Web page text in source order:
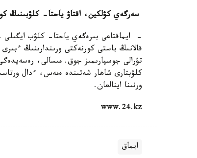
سەرگەي كۋلكين، اقتاۋ ياحتا- كلۋبىنىڭ
- ايماقتاعى بىرەگەي ياحتا- كلۋب ايگىلى
قالانىڭ باستى كورنەكتى ورىندارىنىڭ
تۋرالى جوسپارىمىز جوق. مىسالى،
كلۋبتارى شاھار شەتىندە ەمەس، ءدال
ورنىنا اينالعان.
www.24.kz
ايماق